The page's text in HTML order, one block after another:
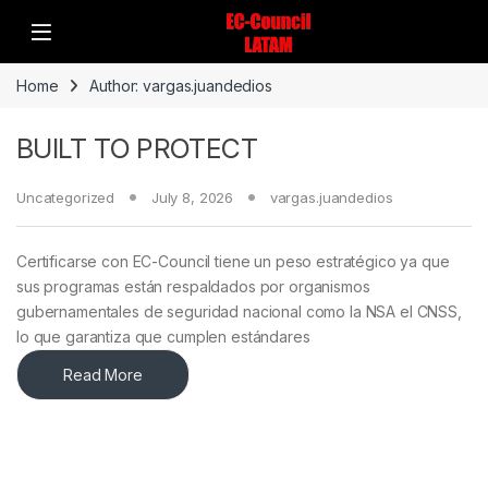
Home Author: vargas.juandedios
BUILT TO PROTECT
Uncategorized July 8, 2026 vargas.juandedios
Certificarse con EC-Council tiene un peso estratégico ya que
sus programas están respaldados por organismos
gubernamentales de seguridad nacional como la NSA el CNSS,
lo que garantiza que cumplen estándares
Read More